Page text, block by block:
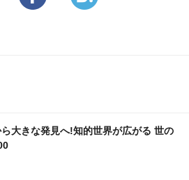
大きな発見へ!知的世界が広がる 世の